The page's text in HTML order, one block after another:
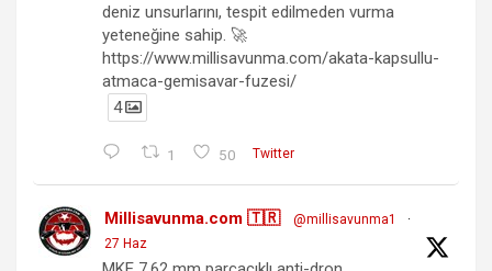
deniz unsurlarını, tespit edilmeden vurma
yeteneğine sahip. 🚀
https://www.millisavunma.com/akata-kapsullu-
atmaca-gemisavar-fuzesi/
4
1 50 Twitter
Millisavunma.com 🇹🇷 @millisavunma1
·
27 Haz